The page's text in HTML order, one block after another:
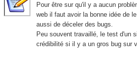
Pour être sur qu'il y a aucun
web il faut avoir la bonne idée de
aussi de déceler des bugs.
Peu souvent travaillé, le test d'un
crédibilité si il y a un gros bug sur